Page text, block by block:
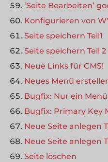
‘Seite Bearbeiten’
Konfigurieren von
Seite speichern Teil1
Seite speichern Teil 2
Neue Links für CMS!
Neues Menü
Bugfix: Nur ein
Bugfix: Primary Key
Neue Seite anlegen
Neue Seite anlegen
Seite löschen